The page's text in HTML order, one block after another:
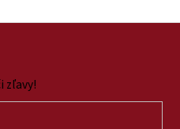
zľavy!